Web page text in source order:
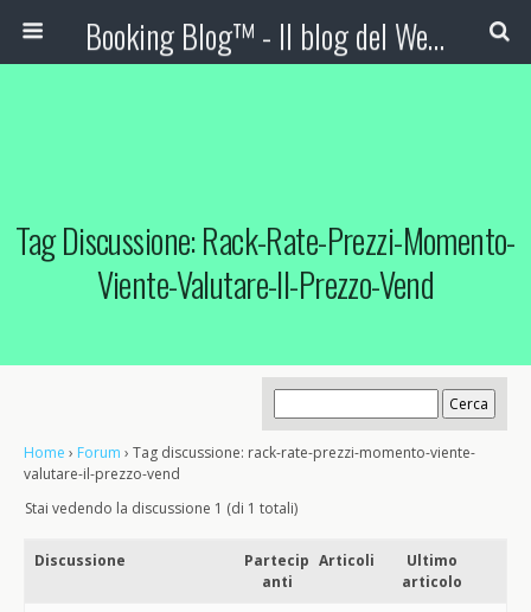
Booking Blog™ - Il blog del Web Marketing Turistico
Tag Discussione: Rack-Rate-Prezzi-Momento-
Viente-Valutare-Il-Prezzo-Vend
Home › Forum › Tag discussione: rack-rate-prezzi-momento-viente-
valutare-il-prezzo-vend
Stai vedendo la discussione 1 (di 1 totali)
Discussione
Partecip
anti
Articoli
Ultimo
articolo